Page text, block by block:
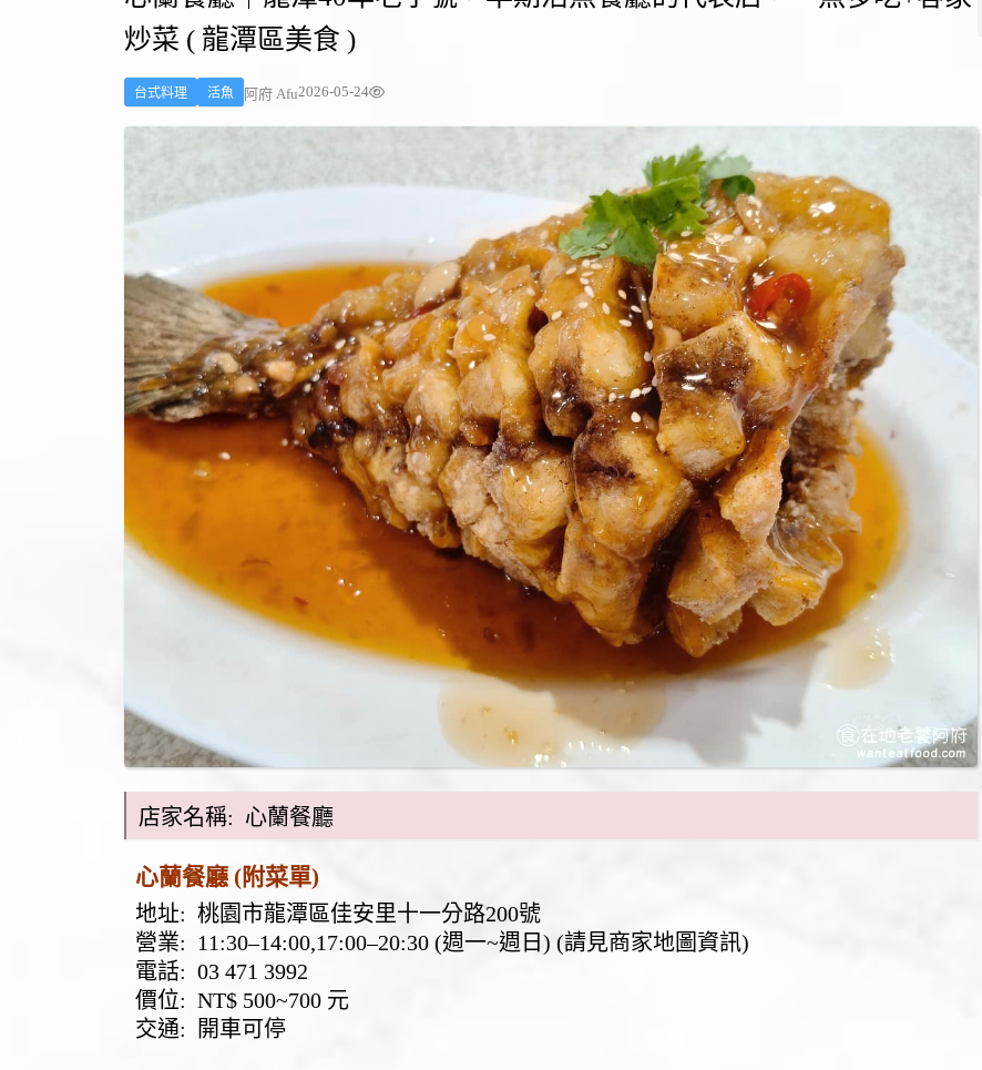
炒菜 ( 龍潭區美食 )
台式料理 活魚 阿府 Afu2026-05-24
店家名稱: 心蘭餐廳
心蘭餐廳 (附菜單)
地址: 桃園市龍潭區佳安里十一分路200號
營業: 11:30–14:00,17:00–20:30 (週一~週日) (請見商家地圖資訊)
電話: 03 471 3992
價位: NT$ 500~700 元
交通: 開車可停